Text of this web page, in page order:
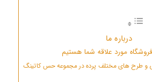
درباره ما
مورد علاقه شما هستیم
و طرح های مختلف پرده در مجموعه حس کاتینگ